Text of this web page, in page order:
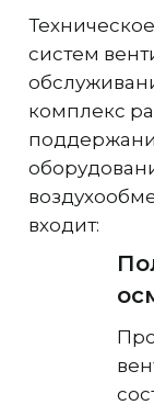
систем
комплекс
входит: